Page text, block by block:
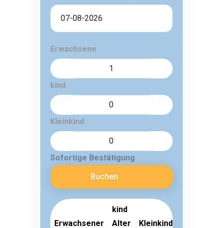
Erwachsene
kind
Kleinkind
Sofortige Bestätigung
Buchen
Erwachsener
kind
Alter
Kleinkind